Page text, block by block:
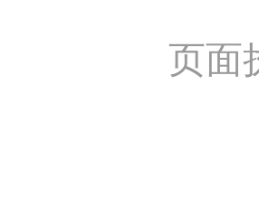
页面